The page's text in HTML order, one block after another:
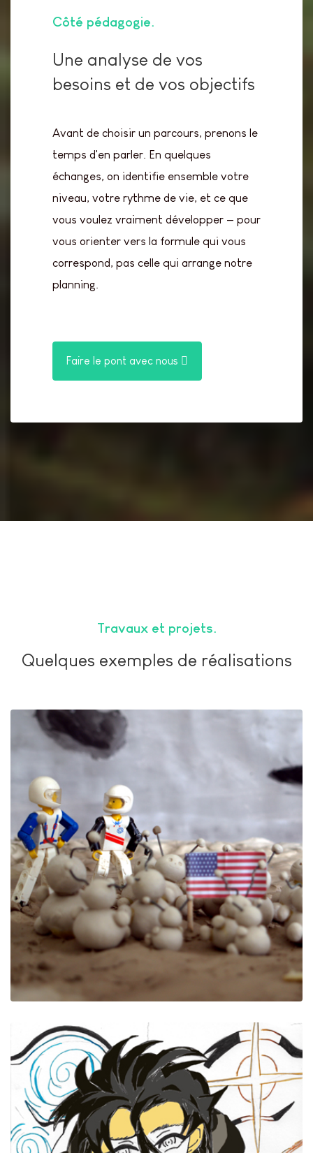
Côté pédagogie
Une analyse de vos
besoins et de vos objectifs
Avant de choisir un parcours, prenons le
temps d'en parler. En quelques
échanges, on identifie ensemble votre
niveau, votre rythme de vie, et ce que
vous voulez vraiment développer — pour
vous orienter vers la formule qui vous
correspond, pas celle qui arrange notre
planning.
Faire le pont avec nous
Travaux et projets
Quelques exemples de réalisations